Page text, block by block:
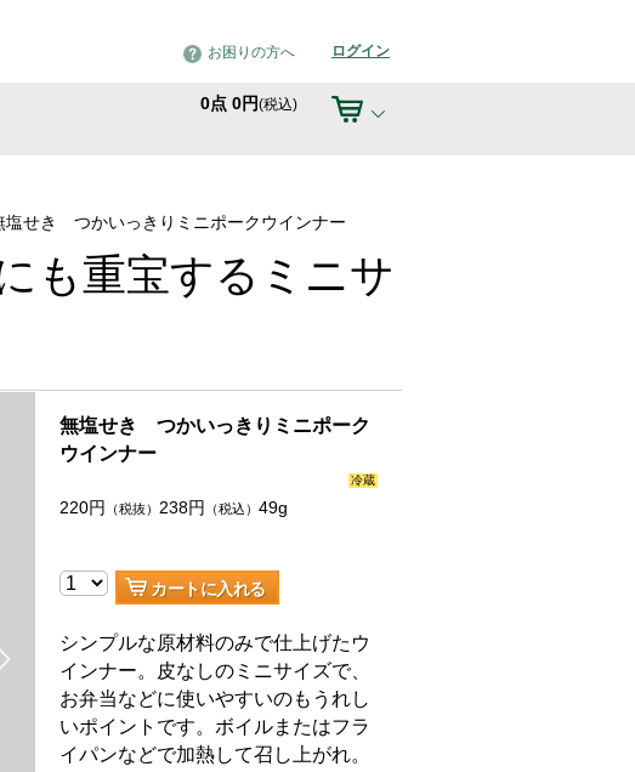
お困りの方へ ログイン
0点 0円(税込)
塩せき つかいっきりミニポークウインナー
も重宝するミニサ
無塩せき つかいっきりミニポーク
ウインナー
冷蔵
220円 （税抜） 238円 （税込）49g
カートに入れる
シンプルな原材料のみで仕上げたウ
インナー。皮なしのミニサイズで、
お弁当などに使いやすいのもうれし
いポイントです。ボイルまたはフラ
イパンなどで加熱して召し上がれ。